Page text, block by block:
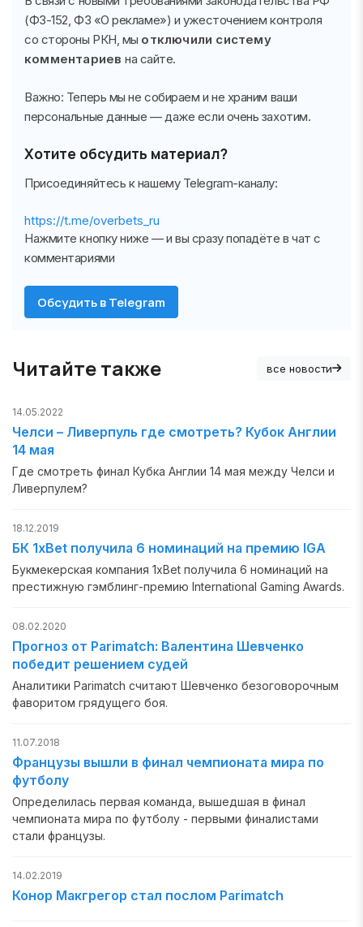
(ФЗ-152, ФЗ «О рекламе») и ужесточением контроля
со стороны РКН, мы отключили систему
комментариев на сайте.
Важно: Теперь мы не собираем и не храним ваши
персональные данные — даже если очень захотим.
Хотите обсудить материал?
Присоединяйтесь к нашему Telegram-каналу:
https://t.me/overbets_ru
Нажмите кнопку ниже — и вы сразу попадёте в чат с
комментариями
Обсудить в Telegram
Читайте также все новости
14.05.2022
Челси – Ливерпуль где смотреть? Кубок Англии
14 мая
Где смотреть финал Кубка Англии 14 мая между Челси и
Ливерпулем?
18.12.2019
БК 1xBet получила 6 номинаций на премию IGA
Букмекерская компания 1xBet получила 6 номинаций на
престижную гэмблинг-премию International Gaming Awards.
08.02.2020
Прогноз от Parimatch: Валентина Шевченко
победит решением судей
Аналитики Parimatch считают Шевченко безоговорочным
фаворитом грядущего боя.
11.07.2018
Французы вышли в финал чемпионата мира по
футболу
Определилась первая команда, вышедшая в финал
чемпионата мира по футболу - первыми финалистами
стали французы.
14.02.2019
Конор Макгрегор стал послом Parimatch